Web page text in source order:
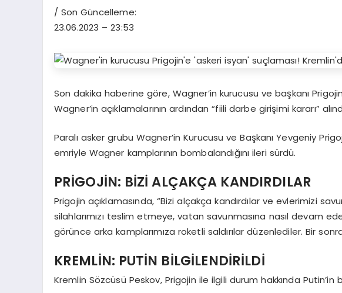
/ Son Güncelleme:
23.06.2023 – 23:53
Son dakika haberine göre, Wagner’in kurucusu ve başkanı
Wagner’in açıklamalarının ardından “fiili darbe girişimi kararı”
Paralı asker grubu Wagner’in Kurucusu ve Başkanı Yevgeniy
emriyle Wagner kamplarının bombalandığını ileri sürdü.
PRİGOJİN: BİZİ ALÇAKÇA KANDIRDILAR
Prigojin açıklamasında, “Bizi alçakça kandırdılar ve evlerimizi
silahlarımızı teslim etmeye, vatan savunmasına nasıl devam
görünce arka kamplarımıza roketli saldırılar düzenlediler. Bir
KREMLİN: PUTİN BİLGİLENDİRİLDİ
Kremlin Sözcüsü Peskov, Prigojin ile ilgili durum hakkında